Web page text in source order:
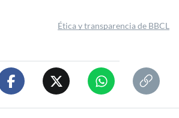
Ética y transparencia de BBCL